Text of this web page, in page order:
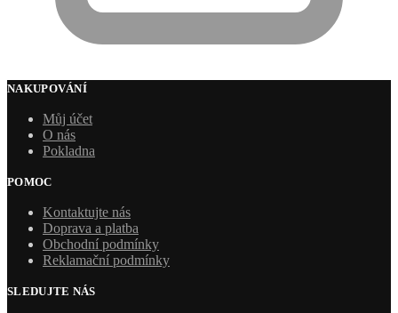
NAKUPOVÁNÍ
Můj účet
O nás
Pokladna
POMOC
Kontaktujte nás
Doprava a platba
Obchodní podmínky
Reklamační podmínky
SLEDUJTE NÁS